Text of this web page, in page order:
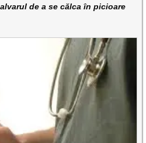
de a se călca în picioare